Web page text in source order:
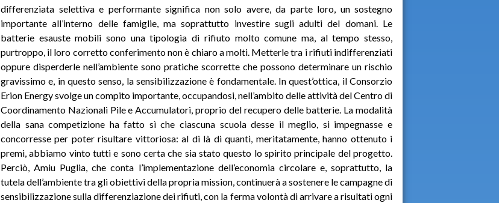
differenziata selettiva e performante significa non solo avere, da parte loro, un sostegno
importante all’interno delle famiglie, ma soprattutto investire sugli adulti del domani. Le
batterie esauste mobili sono una tipologia di rifiuto molto comune ma, al tempo stesso,
purtroppo, il loro corretto conferimento non è chiaro a molti. Metterle tra i rifiuti indifferenziati
oppure disperderle nell’ambiente sono pratiche scorrette che possono determinare un rischio
gravissimo e, in questo senso, la sensibilizzazione è fondamentale. In quest’ottica, il Consorzio
Erion Energy svolge un compito importante, occupandosi, nell’ambito delle attività del Centro di
Coordinamento Nazionali Pile e Accumulatori, proprio del recupero delle batterie. La modalità
della sana competizione ha fatto sì che ciascuna scuola desse il meglio, si impegnasse e
concorresse per poter risultare vittoriosa: al di là di quanti, meritatamente, hanno ottenuto i
premi, abbiamo vinto tutti e sono certa che sia stato questo lo spirito principale del progetto.
Perciò, Amiu Puglia, che conta l’implementazione dell’economia circolare e, soprattutto, la
tutela dell’ambiente tra gli obiettivi della propria mission, continuerà a sostenere le campagne di
sensibilizzazione sulla differenziazione dei rifiuti, con la ferma volontà di arrivare a risultati ogni